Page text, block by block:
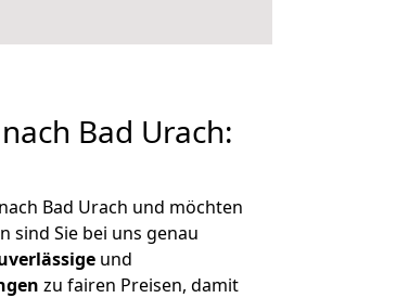
Bad Urach:
Bad Urach und möchten
sind Sie bei uns genau
und
zu fairen Preisen, damit